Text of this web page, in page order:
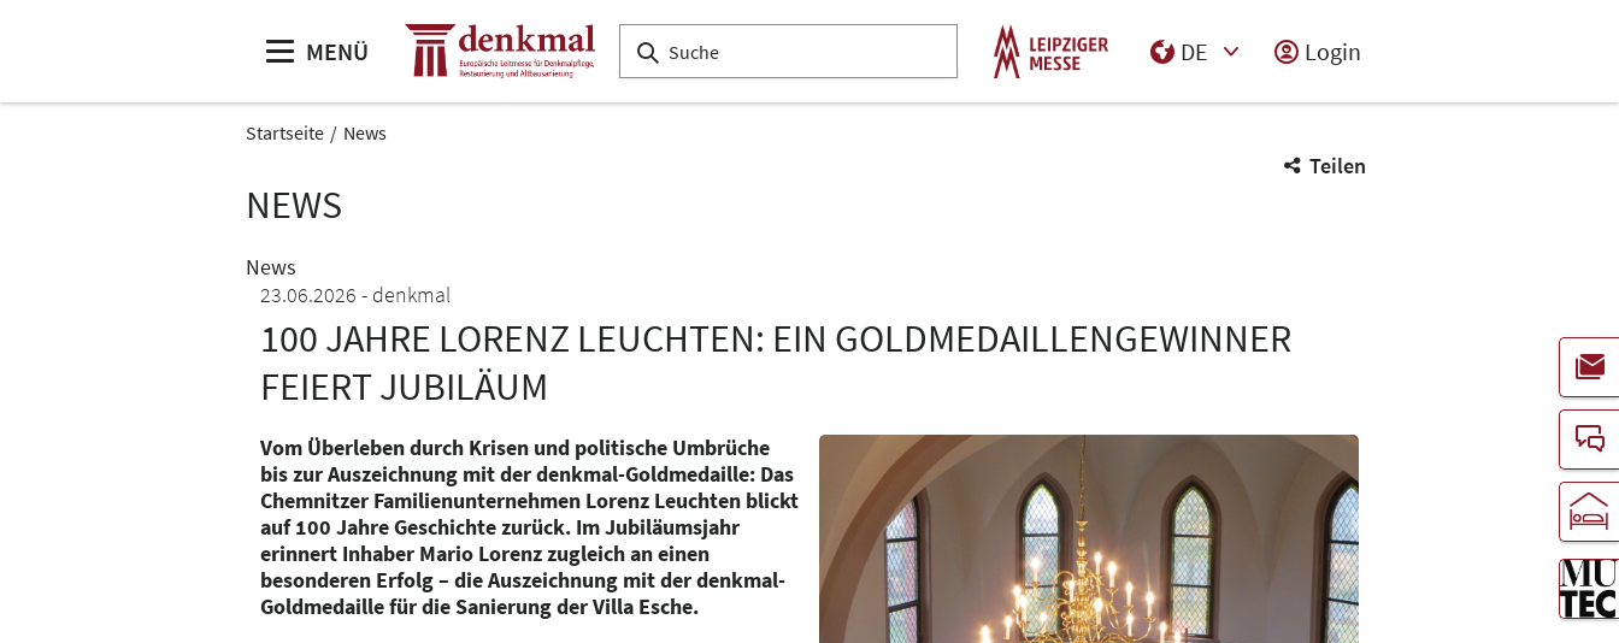
MENÜ
DE
Login
Startseite News
Teilen
NEWS
News
23.06.2026
denkmal
100 JAHRE LORENZ LEUCHTEN: EIN GOLDMEDAILLENGEWINNER
FEIERT JUBILÄUM
Vom Überleben durch Krisen und politische Umbrüche
bis zur Auszeichnung mit der denkmal-Goldmedaille: Das
Chemnitzer Familienunternehmen Lorenz Leuchten blickt
auf 100 Jahre Geschichte zurück. Im Jubiläumsjahr
erinnert Inhaber Mario Lorenz zugleich an einen
besonderen Erfolg – die Auszeichnung mit der denkmal-
Goldmedaille für die Sanierung der Villa Esche.